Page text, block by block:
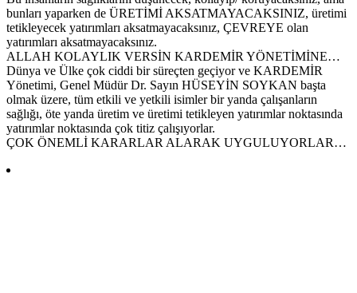
bunları yaparken de ÜRETİMİ AKSATMAYACAKSINIZ, üretimi
tetikleyecek yatırımları aksatmayacaksınız, ÇEVREYE olan
yatırımları aksatmayacaksınız.
ALLAH KOLAYLIK VERSİN KARDEMİR YÖNETİMİNE…
Dünya ve Ülke çok ciddi bir süreçten geçiyor ve KARDEMİR
Yönetimi, Genel Müdür Dr. Sayın HÜSEYİN SOYKAN başta
olmak üzere, tüm etkili ve yetkili isimler bir yanda çalışanların
sağlığı, öte yanda üretim ve üretimi tetikleyen yatırımlar noktasında
yatırımlar noktasında çok titiz çalışıyorlar.
ÇOK ÖNEMLİ KARARLAR ALARAK UYGULUYORLAR…